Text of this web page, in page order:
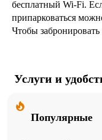
бесплатный Wi-Fi.
припарковаться
Чтобы
Услуги и
Популярные